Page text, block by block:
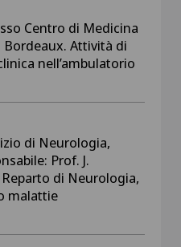
Centro di Medicina
Bordeaux. Attività di
nell’ambulatorio
di Neurologia,
Prof. J.
di Neurologia,
malattie